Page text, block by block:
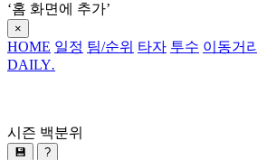
‘홈 화면에 추가’
×
HOME 일정 팀/순위 타자 투수 이동거리
DAILY.
시즌 백분위
💾 ?